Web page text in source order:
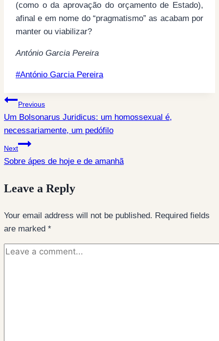
(como o da aprovação do orçamento de Estado),
afinal e em nome do “pragmatismo” as acabam por
manter ou viabilizar?
António Garcia Pereira
Post
#António Garcia Pereira
Post
navigation
Previous
Um Bolsonarus Juridicus: um homossexual é,
necessariamente, um pedófilo
Next
Sobre ápes de hoje e de amanhã
Leave a Reply
Your email address will not be published. Required fields
are marked *